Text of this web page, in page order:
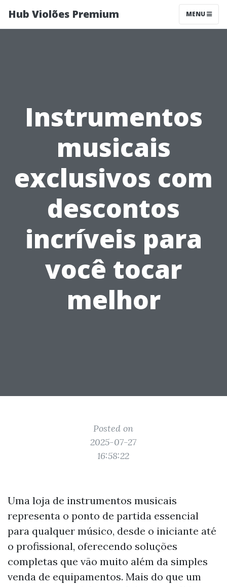
Hub Violões Premium MENU
Instrumentos
musicais
exclusivos com
descontos
incríveis para
você tocar
melhor
Posted on
2025-07-27
16:58:22
Uma loja de instrumentos musicais
representa o ponto de partida essencial
para qualquer músico, desde o iniciante até
o profissional, oferecendo soluções
completas que vão muito além da simples
venda de equipamentos. Mais do que um